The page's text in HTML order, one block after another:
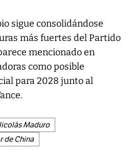
sigue consolidándose
más fuertes del Partido
mencionado en
como posible
para 2028 junto al
Maduro
de China